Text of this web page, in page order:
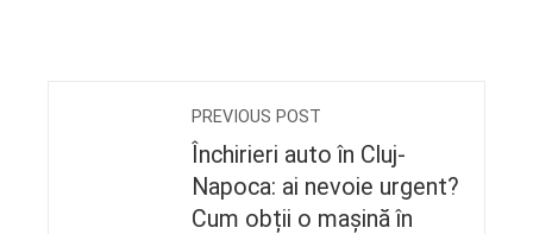
PREVIOUS POST
Închirieri auto în Cluj-
Napoca: ai nevoie urgent?
Cum obții o mașină în